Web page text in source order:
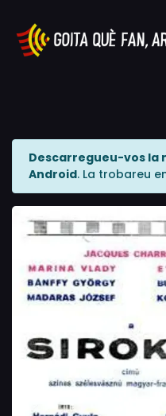
Descarregueu-vos la
Android. La trobareu